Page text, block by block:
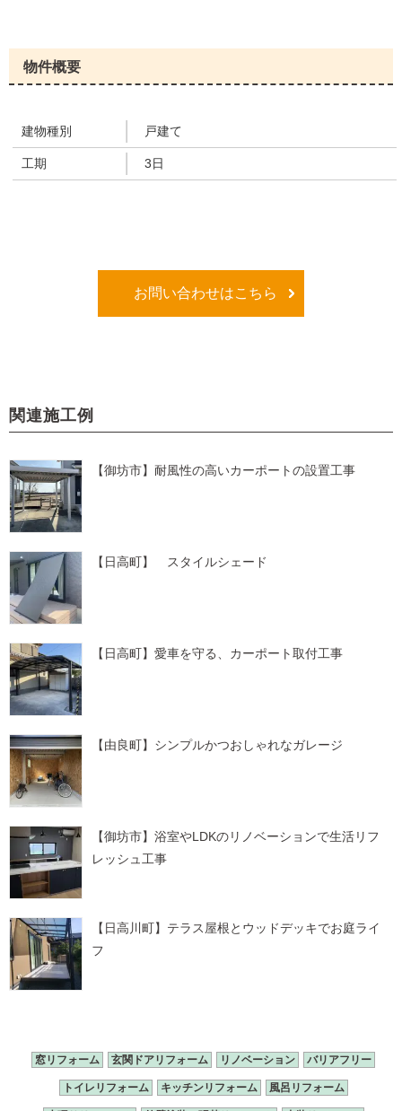
物件概要
建物種別 戸建て
工期 3日
お問い合わせはこちら
関連施工例
【御坊市】耐風性の高いカーポートの設置工事
【日高町】 スタイルシェード
【日高町】愛車を守る、カーポート取付工事
【由良町】シンプルかつおしゃれなガレージ
【御坊市】浴室やLDKのリノベーションで生活リフ
レッシュ工事
【日高川町】テラス屋根とウッドデッキでお庭ライ
フ
窓リフォーム 玄関ドアリフォーム リノベーション バリアフリー
トイレリフォーム キッチンリフォーム 風呂リフォーム